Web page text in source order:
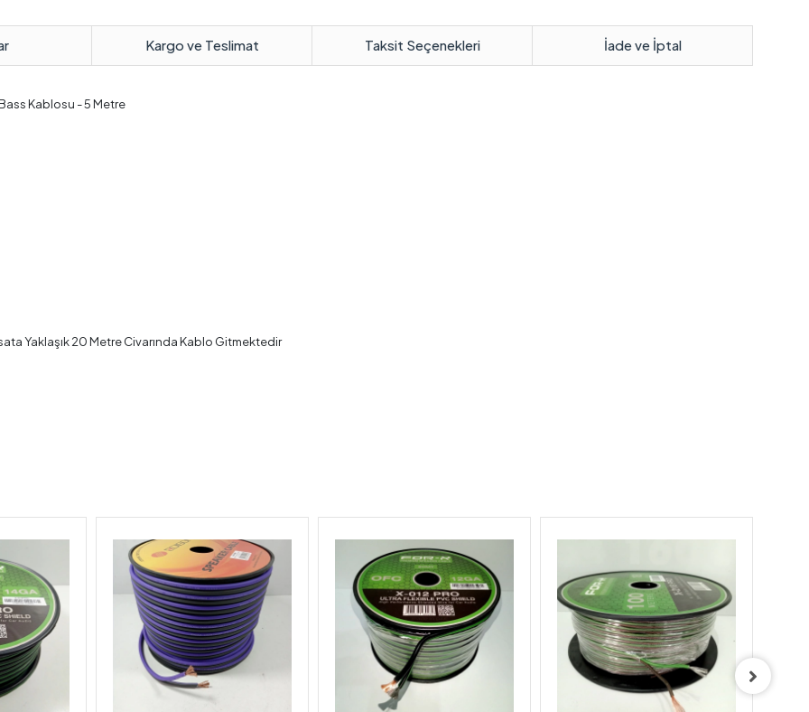
Kargo ve Teslimat Taksit Seçenekleri İade ve İptal
Kablosu - 5 Metre
Yaklaşık 20 Metre Civarında Kablo Gitmektedir